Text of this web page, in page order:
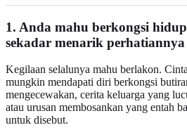
1. Anda mahu berkongsi
sekadar menarik perhatiannya
Kegilaan selalunya mahu berlakon.
mungkin mendapati diri berkongsi
mengecewakan, cerita keluarga yang
atau urusan membosankan yang entah
untuk disebut.